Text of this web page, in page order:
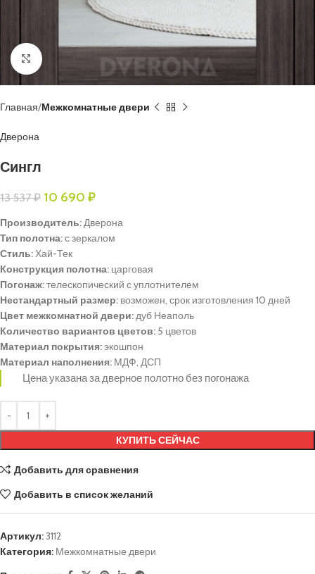
Нажмите, чтобы увеличить
Главная Межкомнатные двери
Дверона
Сингл
13 537₽ 10 690 ₽
Производитель:Дверона
Тип полотна:с зеркалом
Стиль:Хай-Тек
Конструкция полотна: царговая
Погонаж:телескопический с уплотнителем
Нестандартный размер: возможен, срок изготовления 10 дней
Цвет межкомнатной двери:дуб Неаполь
Количество вариантов цветов: 5 цветов
Материал покрытия:экошпон
Материал наполнения: МДФ, ДСП
Цена указана за дверное полотно без погонажа
КУПИТЬ СЕЙЧАС
Добавить для сравнения
Добавить в список желаний
Артикул:3112
Категория: Межкомнатные двери